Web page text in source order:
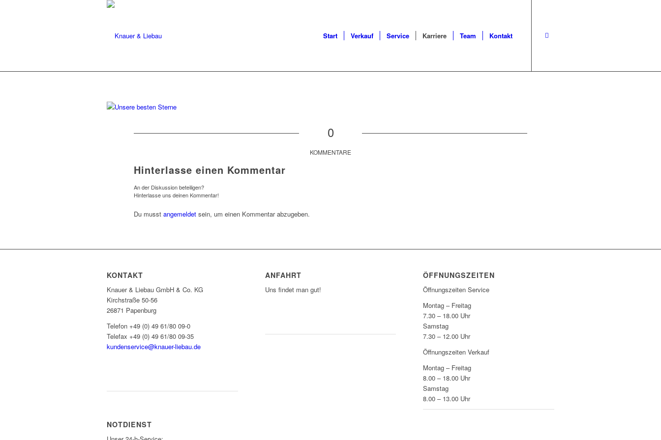
Start Verkauf Service Karriere Team Kontakt
0
KOMMENTARE
Hinterlasse einen Kommentar
An der Diskussion beteiligen?
Hinterlasse uns deinen Kommentar!
Du musst angemeldet sein, um einen Kommentar abzugeben.
KONTAKT
Knauer & Liebau GmbH & Co. KG
Kirchstraße 50-56
26871 Papenburg
Telefon +49 (0) 49 61/80 09-0
Telefax +49 (0) 49 61/80 09-35
kundenservice@knauer-liebau.de
NOTDIENST
ANFAHRT
Uns findet man gut!
ÖFFNUNGSZEITEN
Öffnungszeiten Service
Montag – Freitag
7.30 – 18.00 Uhr
Samstag
7.30 – 12.00 Uhr
Öffnungszeiten Verkauf
Montag – Freitag
8.00 – 18.00 Uhr
Samstag
8.00 – 13.00 Uhr